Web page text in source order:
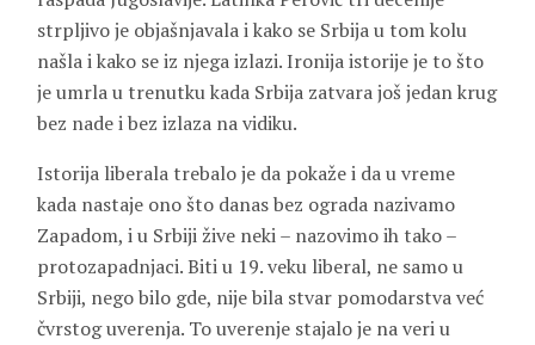
strpljivo je objašnjavala i kako se Srbija u tom kolu
našla i kako se iz njega izlazi. Ironija istorije je to što
je umrla u trenutku kada Srbija zatvara još jedan krug
bez nade i bez izlaza na vidiku.
Istorija liberala trebalo je da pokaže i da u vreme
kada nastaje ono što danas bez ograda nazivamo
Zapadom, i u Srbiji žive neki – nazovimo ih tako –
protozapadnjaci. Biti u 19. veku liberal, ne samo u
Srbiji, nego bilo gde, nije bila stvar pomodarstva već
čvrstog uverenja. To uverenje stajalo je na veri u